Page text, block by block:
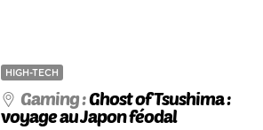
HIGH-TECH
Gaming :Ghost of Tsushima :
voyage au Japon féodal